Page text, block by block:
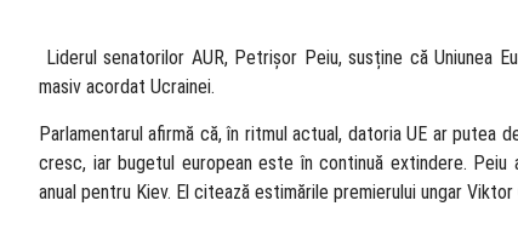
Liderul senatorilor AUR, Petrișor Peiu, susține că Uniunea
masiv acordat Ucrainei.
Parlamentarul afirmă că, în ritmul actual, datoria UE ar
cresc, iar bugetul european este în continuă extindere.
anual pentru Kiev. El citează estimările premierului ungar Viktor